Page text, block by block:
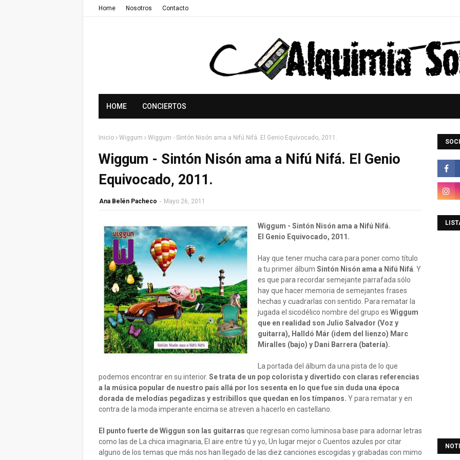
Home Nosotros Contacto
HOME CONCIERTOS
Inicio Wiggum Wiggum - Sintón Nisón ama a Nifú Nifá. El Genio Equivocado, 2011.
Wiggum - Sintón Nisón ama a Nifú Nifá. El Genio
Equivocado, 2011.
Ana Belén Pacheco - Mayo 26, 2011
Wiggum - Sintón Nisón ama a Nifú Nifá.
El Genio Equivocado, 2011.
Hay que tener mucha cara para poner como título
a tu primer álbum Sintón Nisón ama a Nifú Nifá . Y
es que para recordar semejante parrafada sólo
hay que hacer memoria de semejantes frases
hechas y cuadrarlas con sentido. Para rematar la
jugada el sicodélico nombre del grupo es Wiggum
que en realidad son Julio Salvador (Voz y
guitarra), Halldó Már (idem del lienzo) Marc
Miralles (bajo) y Dani Barrera (batería).
La portada del álbum da una pista de lo que
podemos encontrar en su interior. Se trata de un pop colorista y divertido con claras referencias
a la música popular de nuestro país allá por los sesenta en lo que fue sin duda una época
dorada de melodías pegadizas y estribillos que quedan en los tímpanos. Y para rematar y en
contra de la moda imperante encima se atreven a hacerlo en castellano.
El punto fuerte de Wiggun son las guitarras que regresan como luminosa base para adornar letras
como las de La chica imaginaria, El aire entre tú y yo, Un lugar mejor o Cuentos azules por citar
alguno de los temas que más nos han llegado de las diez canciones escogidas y grabadas con mimo